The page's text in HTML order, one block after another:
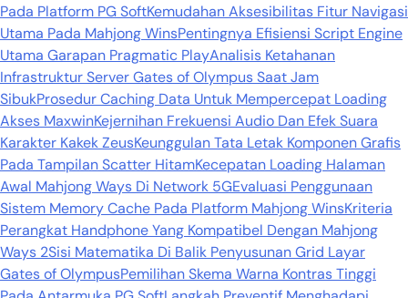
Pada Platform PG SoftKemudahan Aksesibilitas Fitur Navigasi
Utama Pada Mahjong WinsPentingnya Efisiensi Script Engine
Utama Garapan Pragmatic PlayAnalisis Ketahanan
Infrastruktur Server Gates of Olympus Saat Jam
SibukProsedur Caching Data Untuk Mempercepat Loading
Akses MaxwinKejernihan Frekuensi Audio Dan Efek Suara
Karakter Kakek ZeusKeunggulan Tata Letak Komponen Grafis
Pada Tampilan Scatter HitamKecepatan Loading Halaman
Awal Mahjong Ways Di Network 5GEvaluasi Penggunaan
Sistem Memory Cache Pada Platform Mahjong WinsKriteria
Perangkat Handphone Yang Kompatibel Dengan Mahjong
Ways 2Sisi Matematika Di Balik Penyusunan Grid Layar
Gates of OlympusPemilihan Skema Warna Kontras Tinggi